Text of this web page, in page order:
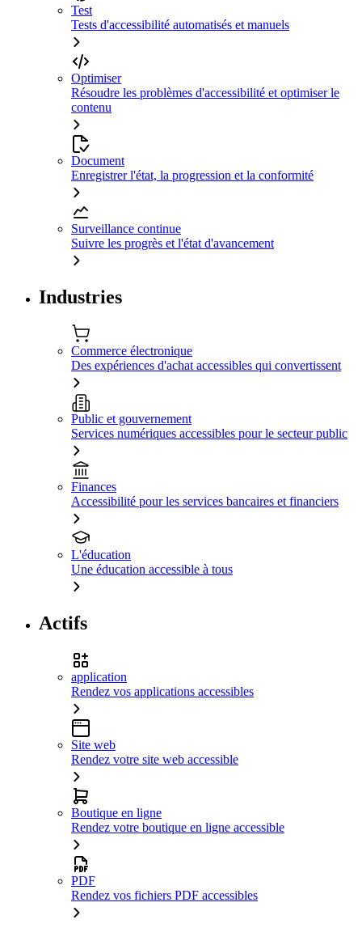
Test
Tests d'accessibilité automatisés et manuels
Optimiser
Résoudre les problèmes d'accessibilité et optimiser le
contenu
Document
Enregistrer l'état, la progression et la conformité
Surveillance continue
Suivre les progrès et l'état d'avancement
Industries
Commerce électronique
Des expériences d'achat accessibles qui convertissent
Public et gouvernement
Services numériques accessibles pour le secteur public
Finances
Accessibilité pour les services bancaires et financiers
L'éducation
Une éducation accessible à tous
Actifs
application
Rendez vos applications accessibles
Site web
Rendez votre site web accessible
Boutique en ligne
Rendez votre boutique en ligne accessible
PDF
Rendez vos fichiers PDF accessibles